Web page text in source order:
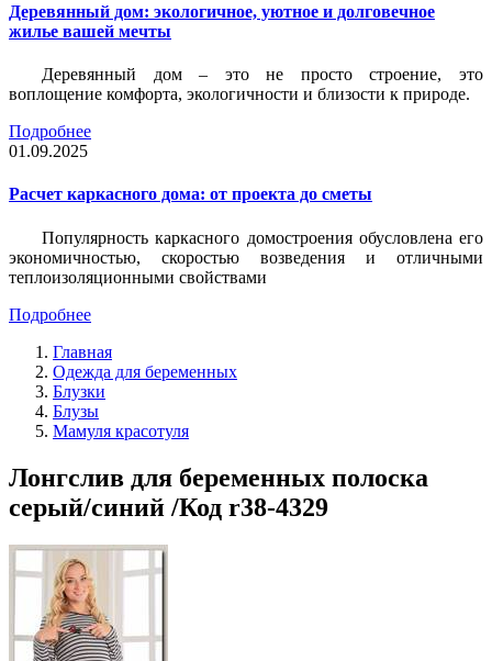
Деревянный дом: экологичное, уютное и долговечное
жилье вашей мечты
Деревянный дом – это не просто строение, это
воплощение комфорта, экологичности и близости к природе.
Подробнее
01.09.2025
Расчет каркасного дома: от проекта до сметы
Популярность каркасного домостроения обусловлена его
экономичностью, скоростью возведения и отличными
теплоизоляционными свойствами
Подробнее
Главная
Одежда для беременных
Блузки
Блузы
Мамуля красотуля
Лонгслив для беременных полоска
серый/синий /Код r38-4329